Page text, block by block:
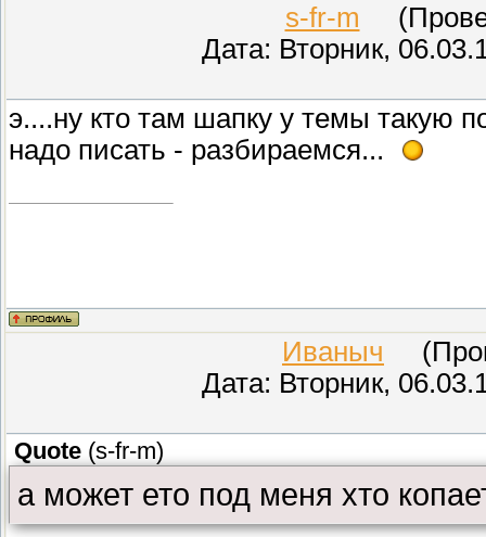
s-fr-m
Дата: Вторник,
э....ну кто там шапку у темы такую
надо писать - разбираемся...
Иваныч
Дата: Вторник,
Quote (s-fr-m)
а может ето под меня хто